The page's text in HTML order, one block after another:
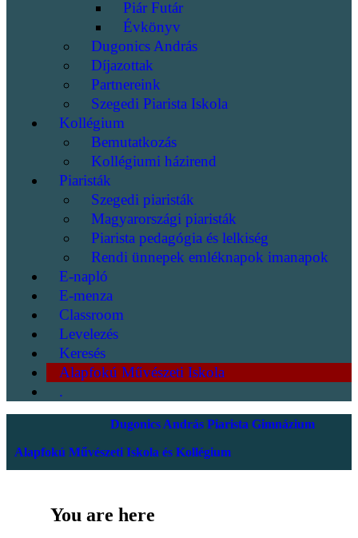
Piár Futár
Évkönyv
Dugonics András
Díjazottak
Partnereink
Szegedi Piarista Iskola
Kollégium
Bemutatkozás
Kollégiumi házirend
Piaristák
Szegedi piaristák
Magyarországi piaristák
Piarista pedagógia és lelkiség
Rendi ünnepek emléknapok imanapok
E-napló
E-menza
Classroom
Levelezés
Keresés
Alapfokú Művészeti Iskola
.
Dugonics András Piarista Gimnázium
Alapfokú Művészeti Iskola és Kollégium
You are here